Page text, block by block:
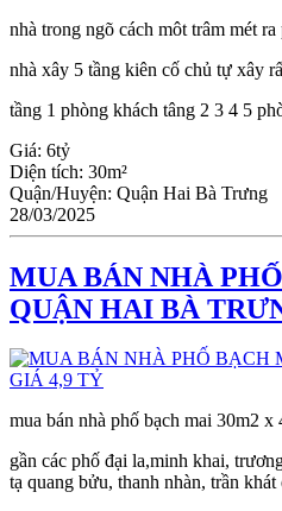
nhà trong ngõ cách môt trâm mét ra
nhà xây 5 tầng kiên cố chủ tự xây
tầng 1 phòng khách tâng 2 3 4 5
Giá: 6tỷ
Diện tích: 30m²
Quận/Huyện: Quận Hai Bà Trưng
28/03/2025
MUA BÁN NHÀ
QUẬN HAI BÀ
mua bán nhà phố bạch mai 30m2
gần các phố đại la,minh khai,
tạ quang bửu, thanh nhàn, trần khát